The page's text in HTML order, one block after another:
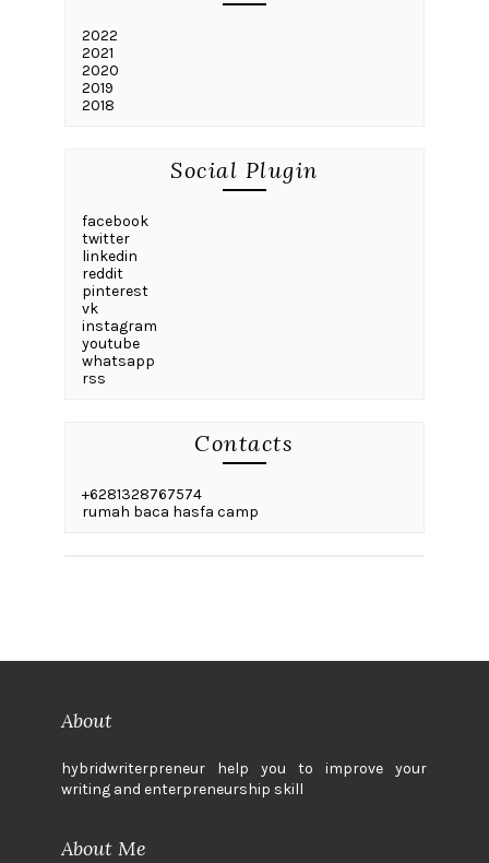
2022
2021
2020
2019
2018
Social Plugin
facebook
twitter
linkedin
reddit
pinterest
vk
instagram
youtube
whatsapp
rss
Contacts
+6281328767574
rumah baca hasfa camp
About
hybridwriterpreneur help you to improve your
writing and enterpreneurship skill
About Me